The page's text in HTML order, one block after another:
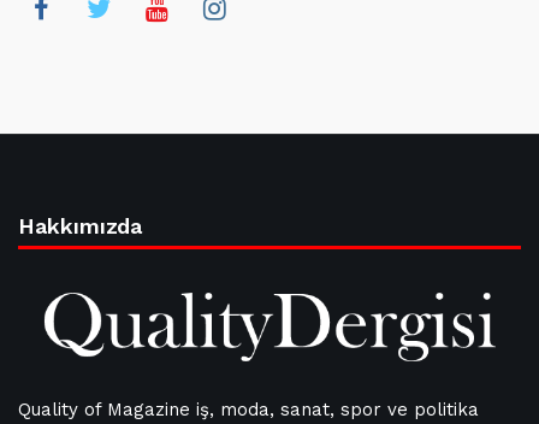
Hakkımızda
Quality of Magazine iş, moda, sanat, spor ve politika